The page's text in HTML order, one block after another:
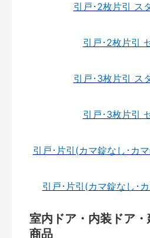
引戸･2枚片引 ス
引戸･2枚片引
引戸･3枚片引 ス
引戸･3枚片引
引戸･片引(カマ錠なし･カ
引戸･片引(カマ錠なし･
室内ドア・内装ドア
商品